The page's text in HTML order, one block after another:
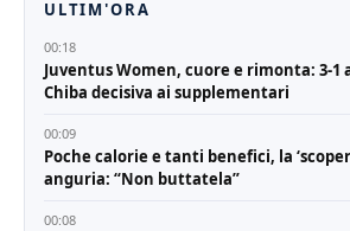
ULTIM'ORA
00:18
Juventus Women, cuore e rimonta: 3-1
Chiba decisiva ai supplementari
00:09
Poche calorie e tanti benefici, la
anguria: “Non buttatela”
00:08